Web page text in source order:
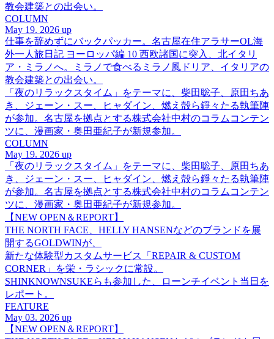
教会建築との出会い。
COLUMN
May 19. 2026 up
仕事を辞めずにバックパッカー。名古屋在住アラサーOL海
外一人旅日記 ヨーロッパ編 10 西欧諸国に突入、北イタリ
ア・ミラノへ。ミラノで食べるミラノ風ドリア、イタリアの
教会建築との出会い。
「夜のリラックスタイム」をテーマに、柴田聡子、原田ちあ
き、ジェーン・スー、ヒャダイン、燃え殻ら錚々たる執筆陣
が参加。名古屋を拠点とする株式会社中村のコラムコンテン
ツに、漫画家・奥田亜紀子が新規参加。
COLUMN
May 19. 2026 up
「夜のリラックスタイム」をテーマに、柴田聡子、原田ちあ
き、ジェーン・スー、ヒャダイン、燃え殻ら錚々たる執筆陣
が参加。名古屋を拠点とする株式会社中村のコラムコンテン
ツに、漫画家・奥田亜紀子が新規参加。
【NEW OPEN＆REPORT】
THE NORTH FACE、HELLY HANSENなどのブランドを展
開するGOLDWINが、
新たな体験型カスタムサービス「REPAIR & CUSTOM
CORNER」を栄・ラシックに常設。
SHINKNOWNSUKEらも参加した、ローンチイベント当日を
レポート。
FEATURE
May 03. 2026 up
【NEW OPEN＆REPORT】